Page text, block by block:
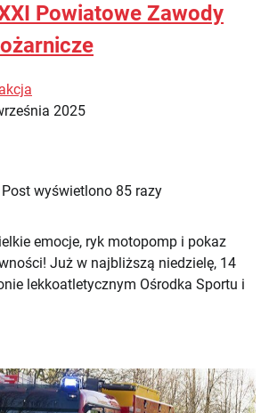
Powiatowe Zawody
2025
Post wyświetlono 85 razy
emocje, ryk motopomp i pokaz
Już w najbliższą niedzielę, 14
lekkoatletycznym Ośrodka Sportu i